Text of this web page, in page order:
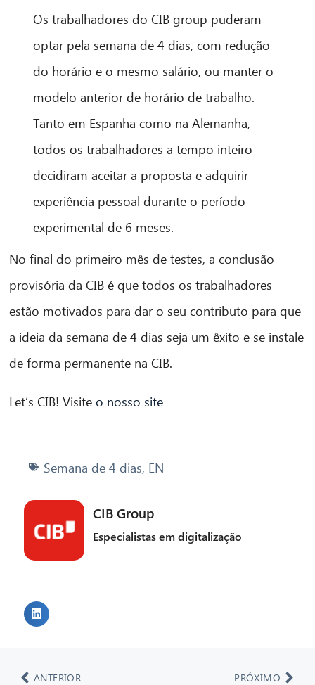
Os trabalhadores do CIB group puderam
optar pela semana de 4 dias, com redução
do horário e o mesmo salário, ou manter o
modelo anterior de horário de trabalho.
Tanto em Espanha como na Alemanha,
todos os trabalhadores a tempo inteiro
decidiram aceitar a proposta e adquirir
experiência pessoal durante o período
experimental de 6 meses.
No final do primeiro mês de testes, a conclusão
provisória da CIB é que todos os trabalhadores
estão motivados para dar o seu contributo para que
a ideia da semana de 4 dias seja um êxito e se instale
de forma permanente na CIB.
Let’s CIB! Visiteo nosso site
Semana de 4 dias, EN
CIB Group
Especialistas em digitalização
ANTERIOR PRÓXIMO